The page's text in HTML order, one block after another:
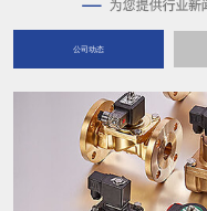
公司动态